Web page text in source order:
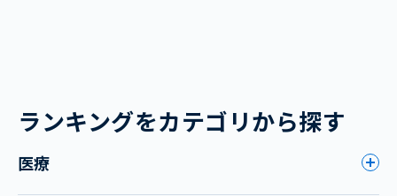
ランキングをカテゴリから探す
医療